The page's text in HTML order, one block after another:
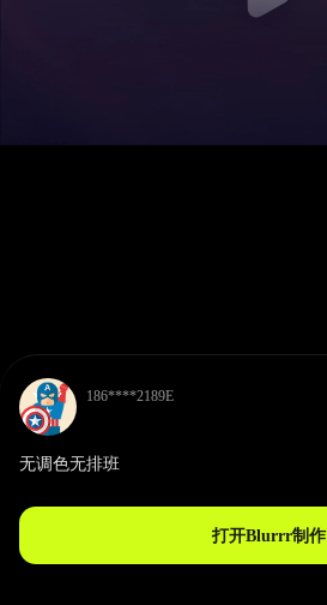
186****2189E
无调色无排班
打开Blurrr制作